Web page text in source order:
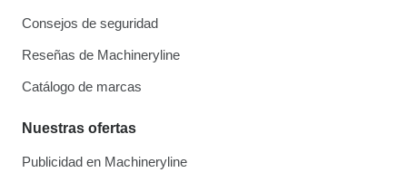
Consejos de seguridad
Reseñas de Machineryline
Catálogo de marcas
Nuestras ofertas
Publicidad en Machineryline